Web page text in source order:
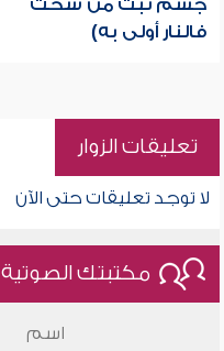
جسم نبت من سحت
فالنار أولى به)
تعليقات الزوار
لا توجد تعليقات حتى الآن
مكتبتك الصوتية
اسم